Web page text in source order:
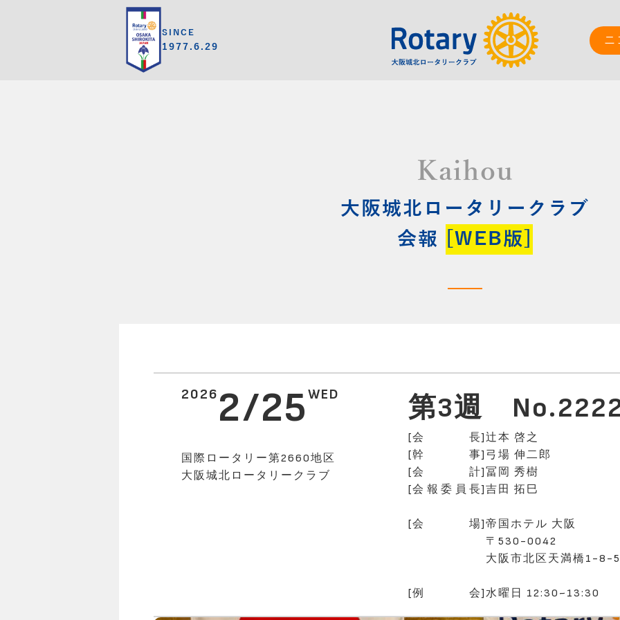
SINCE
1977.6.29
ニ
Kaihou
大阪城北ロータリークラブ
会報
[WEB版]
2026 2/25 WED 第3週
国際ロータリー第2660地区
大阪城北ロータリークラブ
[会 長]辻本 啓之
[幹 事] 弓場 伸二郎
[会 計]冨岡 秀樹
[会 報 委 員 長]吉田 拓巳
[会 場]帝国ホテル 大阪
〒530-0042
大阪市北区天満橋1-8-
[例 会]水曜日 12:30~13:30